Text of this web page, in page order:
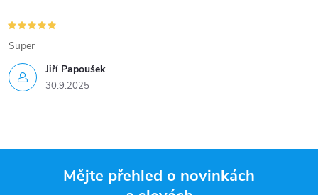
Jiří Papoušek
30.9.2025
Super
Mějte přehled o novinkách